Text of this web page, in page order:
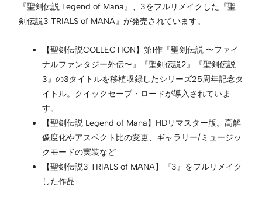
『聖剣伝説 Legend of Mana』、3をフルリメイクした『聖
剣伝説3 TRIALS of MANA』が発売されています。
【聖剣伝説COLLECTION】第1作『聖剣伝説 〜ファイ
ナルファンタジー外伝〜』『聖剣伝説2』『聖剣伝説
3』の3タイトルを移植収録したシリーズ25周年記念タ
イトル。クイックセーブ・ロードが導入されていま
す。
【聖剣伝説 Legend of Mana】HDリマスター版。高解
像度化やアスペクト比の変更、ギャラリー/ミュージッ
クモードの実装など
【聖剣伝説3 TRIALS of MANA】『3』をフルリメイク
した作品